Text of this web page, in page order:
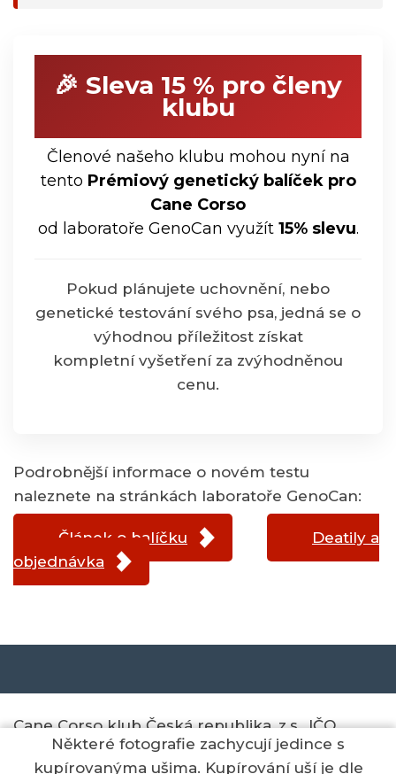
🎉 Sleva 15 % pro členy
klubu
Členové našeho klubu mohou nyní na
tento Prémiový genetický balíček pro
Cane Corso
od laboratoře GenoCan využít 15% slevu.
Pokud plánujete uchovnění, nebo
genetické testování svého psa, jedná se o
výhodnou příležitost získat
kompletní vyšetření za zvýhodněnou
cenu.
Podrobnější informace o novém testu
naleznete na stránkách laboratoře GenoCan:
Článek o balíčku
Deatily a
objednávka
Cane Corso klub Česká republika, z.s., IČO
67983219Některé fotografie zachycují jedince s
kupírovanýma ušima. Kupírování uší je dle